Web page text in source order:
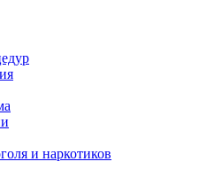
и наркотиков